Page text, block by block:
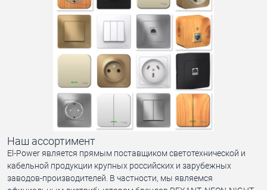
Наш ассортимент
El-Power является прямым поставщиком светотехнической и
кабельной продукции крупных российских и зарубежных
заводов-производителей. В частности, мы являемся